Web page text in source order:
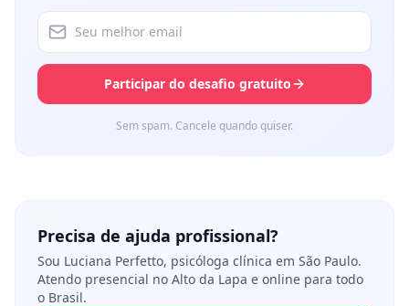
Participar do desafio gratuito
Sem spam. Cancele quando quiser.
Precisa de ajuda profissional?
Sou Luciana Perfetto, psicóloga clínica em São Paulo.
Atendo presencial no Alto da Lapa e online para todo
o Brasil.